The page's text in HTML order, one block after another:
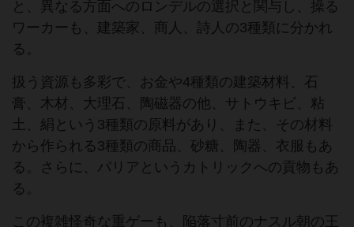
と、異なる方面へのロンデルの選択と関与し、操る
ワーカーも、建築家、商人、詩人の3種類に分かれ
る。
扱う資源も多彩で、お金や4種類の建築材料、石
膏、木材、大理石、陶磁器の他、サトウキビ、粘
土、絹という3種類の原料があり、また、その材料
から作られる3種類の商品、砂糖、陶器、衣服もあ
る。さらに、パリアというカトリックへの貢物もあ
る。
この複雑怪奇な重ゲーも、陥落寸前のナスル朝の王